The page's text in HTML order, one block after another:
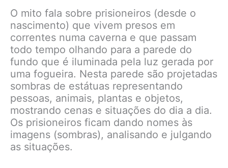
O mito fala sobre prisioneiros (desde o
nascimento) que vivem presos em
correntes numa caverna e que passam
todo tempo olhando para a parede do
fundo que é iluminada pela luz gerada por
uma fogueira. Nesta parede são projetadas
sombras de estátuas representando
pessoas, animais, plantas e objetos,
mostrando cenas e situações do dia a dia.
Os prisioneiros ficam dando nomes às
imagens (sombras), analisando e julgando
as situações.